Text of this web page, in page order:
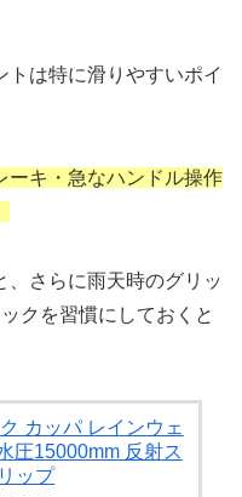
は特に滑りやすいポイ
ーキ・急なハンドル操作
、さらに雨天時のグリッ
クを習慣にしておくと
カッパ レインウェ
圧15000mm 反射ス
ップ